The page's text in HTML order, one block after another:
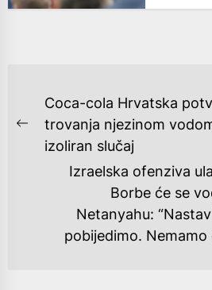
NAVIGACIJA
OBJAVA
Previous
post:
Coca-cola Hrvatska
trovanja njezinom
izoliran slučaj
Izraelska ofenziva
Borbe će se
Netanyahu:
pobijedimo. Nemamo